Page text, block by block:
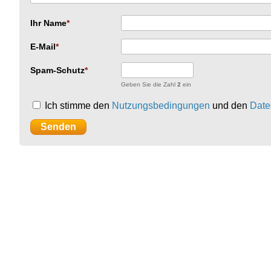
Ihr Name
E-Mail
Spam-Schutz
Geben Sie die Zahl 2 ein
Ich stimme den Nutzungsbedingungen und den